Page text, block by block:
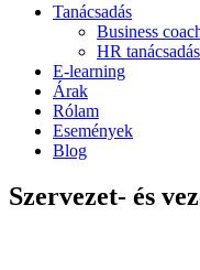
Tanácsadás
Business
HR tanácsadás
E-learning
Árak
Rólam
Események
Blog
Szervezet- és